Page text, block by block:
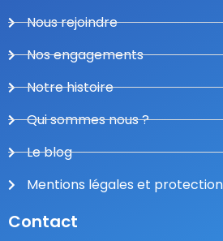
Nous rejoindre
Nos engagements
Notre histoire
Qui sommes nous ?
Le blog
Mentions légales et
Contact